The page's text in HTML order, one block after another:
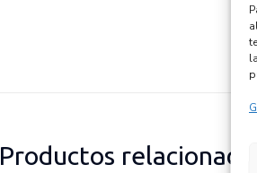
Productos relacionados